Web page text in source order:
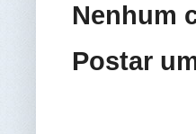
Nenhum
Postar